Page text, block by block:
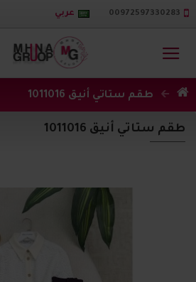
00972597330283 عربي
طقم ستاتي أنيق 1011016
طقم ستاتي أنيق 1011016